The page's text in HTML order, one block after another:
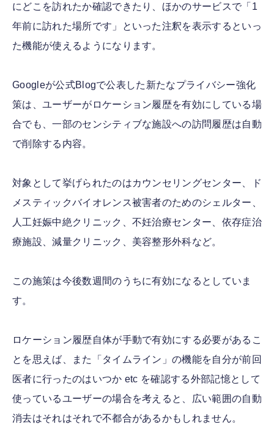
にどこを訪れたか確認できたり、ほかのサービスで「1
年前に訪れた場所です」といった注釈を表示するといっ
た機能が使えるようになります。
Googleが公式Blogで公表した新たなプライバシー強化
策は、ユーザーがロケーション履歴を有効にしている場
合でも、一部のセンシティブな施設への訪問履歴は自動
で削除する内容。
対象として挙げられたのはカウンセリングセンター、ド
メスティックバイオレンス被害者のためのシェルター、
人工妊娠中絶クリニック、不妊治療センター、依存症治
療施設、減量クリニック、美容整形外科など。
この施策は今後数週間のうちに有効になるとしていま
す。
ロケーション履歴自体が手動で有効にする必要があるこ
とを思えば、また「タイムライン」の機能を自分が前回
医者に行ったのはいつか etc を確認する外部記憶として
使っているユーザーの場合を考えると、広い範囲の自動
消去はそれはそれで不都合があるかもしれません。